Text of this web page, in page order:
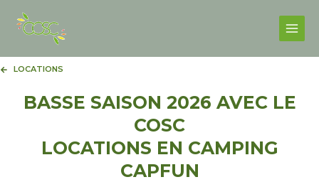
content
Menu
LOCATIONS
BASSE SAISON 2026 AVEC LE
COSC
LOCATIONS EN CAMPING
CAPFUN